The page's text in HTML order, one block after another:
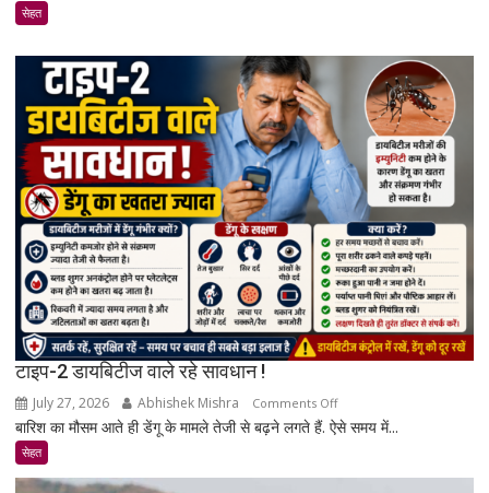
खतरा
जानिए
एक्सपर्ट
और
रिसर्च
की
पूरी
सच्चाई
सेहत
टाइप-2 डायबिटीज वाले रहे सावधान !
July 27, 2026 Abhishek Mishra Comments Offon
टाइप-2
वाले
बारिश का मौसम आते ही डेंगू के मामले तेजी से बढ़ने लगते हैं. ऐसे समय में...
सेहत